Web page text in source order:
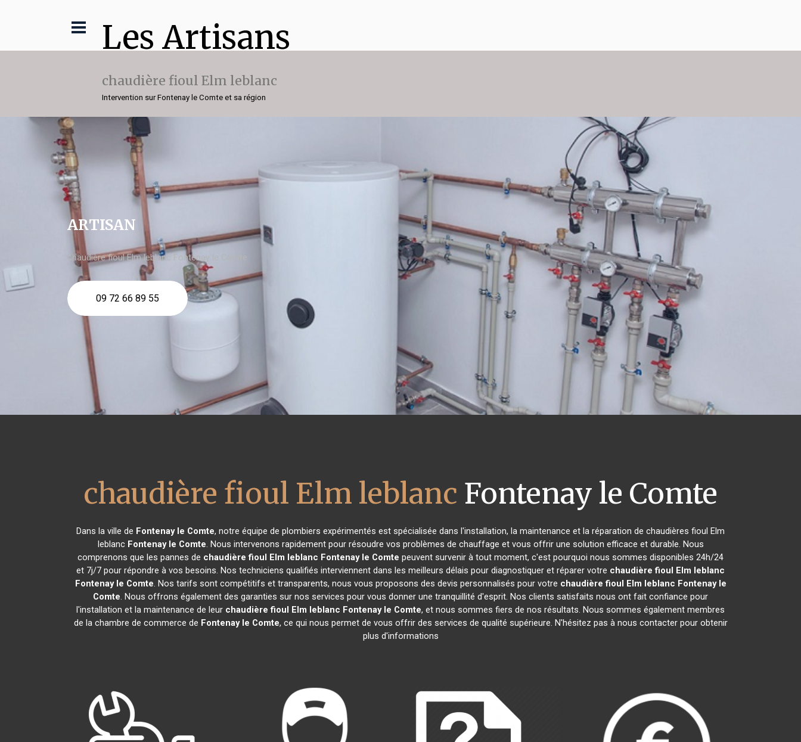
Les Artisans
chaudière fioul Elm leblanc
Intervention sur Fontenay le Comte et sa région
ARTISAN
chaudière fioul Elm leblanc Fontenay le Comte
09 72 66 89 55
chaudière fioul Elm leblanc Fontenay le Comte
Dans la ville de Fontenay le Comte, notre équipe de plombiers expérimentés est spécialisée dans l'installation, la maintenance et la réparation de chaudières fioul Elm
leblanc Fontenay le Comte. Nous intervenons rapidement pour résoudre vos problèmes de chauffage et vous offrir une solution efficace et durable. Nous
comprenons que les pannes de chaudière fioul Elm leblanc Fontenay le Comte peuvent survenir à tout moment, c'est pourquoi nous sommes disponibles 24h/24
et 7j/7 pour répondre à vos besoins. Nos techniciens qualifiés interviennent dans les meilleurs délais pour diagnostiquer et réparer votre chaudière fioul Elm leblanc
Fontenay le Comte. Nos tarifs sont compétitifs et transparents, nous vous proposons des devis personnalisés pour votre chaudière fioul Elm leblanc Fontenay le
Comte. Nous offrons également des garanties sur nos services pour vous donner une tranquillité d'esprit. Nos clients satisfaits nous ont fait confiance pour
l'installation et la maintenance de leur chaudière fioul Elm leblanc Fontenay le Comte, et nous sommes fiers de nos résultats. Nous sommes également membres
de la chambre de commerce de Fontenay le Comte, ce qui nous permet de vous offrir des services de qualité supérieure. N'hésitez pas à nous contacter pour obtenir
plus d'informations